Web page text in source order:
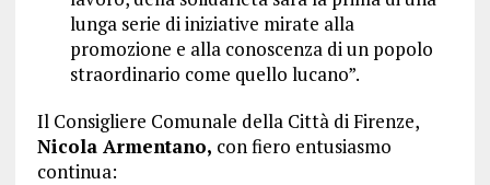
lunga serie di iniziative mirate alla
promozione e alla conoscenza di un popolo
straordinario come quello lucano”.
Il Consigliere Comunale della Città di Firenze,
Nicola Armentano, con fiero entusiasmo
continua: